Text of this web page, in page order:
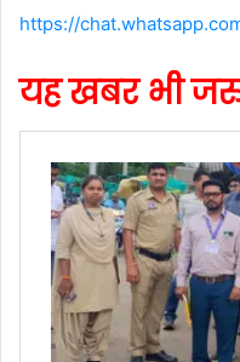
https://
यह खबर भी